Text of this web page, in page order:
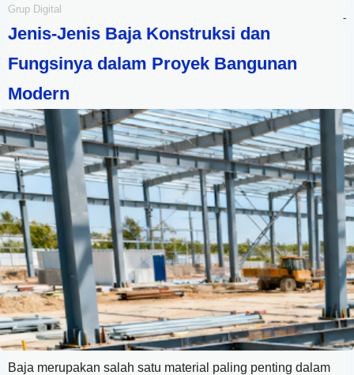
Grup Digital
-
Jenis-Jenis Baja Konstruksi dan
Fungsinya dalam Proyek Bangunan
Modern
Baja merupakan salah satu material paling penting dalam